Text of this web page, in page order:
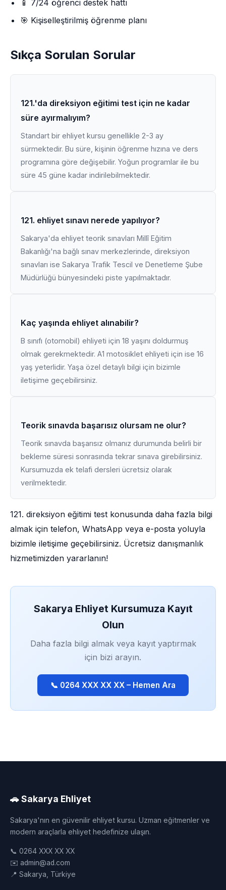
📱 7/24 öğrenci destek hattı
🎯 Kişiselleştirilmiş öğrenme planı
Sıkça Sorulan Sorular
121.'da direksiyon eğitimi test için ne kadar
süre ayırmalıyım?
Standart bir ehliyet kursu genellikle 2-3 ay
sürmektedir. Bu süre, kişinin öğrenme hızına ve ders
programına göre değişebilir. Yoğun programlar ile bu
süre 45 güne kadar indirilebilmektedir.
121. ehliyet sınavı nerede yapılıyor?
Sakarya'da ehliyet teorik sınavları Millî Eğitim
Bakanlığı'na bağlı sınav merkezlerinde, direksiyon
sınavları ise Sakarya Trafik Tescil ve Denetleme Şube
Müdürlüğü bünyesindeki piste yapılmaktadır.
Kaç yaşında ehliyet alınabilir?
B sınıfı (otomobil) ehliyeti için 18 yaşını doldurmuş
olmak gerekmektedir. A1 motosiklet ehliyeti için ise 16
yaş yeterlidir. Yaşa özel detaylı bilgi için bizimle
iletişime geçebilirsiniz.
Teorik sınavda başarısız olursam ne olur?
Teorik sınavda başarısız olmanız durumunda belirli bir
bekleme süresi sonrasında tekrar sınava girebilirsiniz.
Kursumuzda ek telafi dersleri ücretsiz olarak
verilmektedir.
121. direksiyon eğitimi test konusunda daha fazla bilgi
almak için telefon, WhatsApp veya e-posta yoluyla
bizimle iletişime geçebilirsiniz. Ücretsiz danışmanlık
hizmetimizden yararlanın!
Sakarya Ehliyet Kursumuza Kayıt
Olun
Daha fazla bilgi almak veya kayıt yaptırmak
için bizi arayın.
📞 0264 XXX XX XX – Hemen Ara
🚗 Sakarya Ehliyet
Sakarya'nın en güvenilir ehliyet kursu. Uzman eğitmenler ve
modern araçlarla ehliyet hedefinize ulaşın.
📞 0264 XXX XX XX
✉️ admin@ad.com
📍 Sakarya, Türkiye